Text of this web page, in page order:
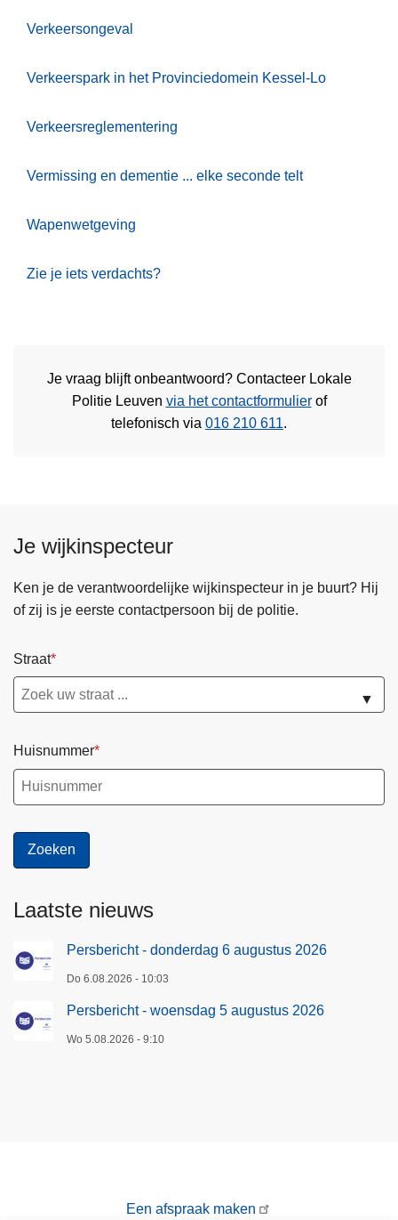
Verkeersongeval
Verkeerspark in het Provinciedomein Kessel-Lo
Verkeersreglementering
Vermissing en dementie ... elke seconde telt
Wapenwetgeving
Zie je iets verdachts?
Je vraag blijft onbeantwoord? Contacteer Lokale
Politie Leuven via het contactformulierof
telefonisch via 016 210 611.
Je wijkinspecteur
Ken je de verantwoordelijke wijkinspecteur in je buurt? Hij
of zij is je eerste contactpersoon bij de politie.
Straat
▼
Huisnummer
Laatste nieuws
Persbericht - donderdag 6 augustus 2026
Do 6.08.2026 - 10:03
Persbericht - woensdag 5 augustus 2026
Wo 5.08.2026 - 9:10
Een afspraak maken